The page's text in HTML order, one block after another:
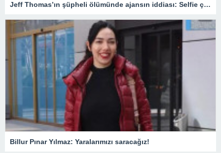
Jeff Thomas’ın şüpheli ölümünde ajansın iddiası: Selfie çekerken balkondan düştü – Son Dakika Magazin Haberleri
Billur Pınar Yılmaz: Yaralarımızı saracağız!